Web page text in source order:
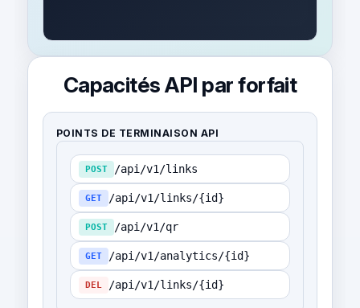
Capacités API par forfait
POINTS DE TERMINAISON API
POST /api/v1/links
GET /api/v1/links/{id}
POST /api/v1/qr
GET /api/v1/analytics/{id}
DEL /api/v1/links/{id}